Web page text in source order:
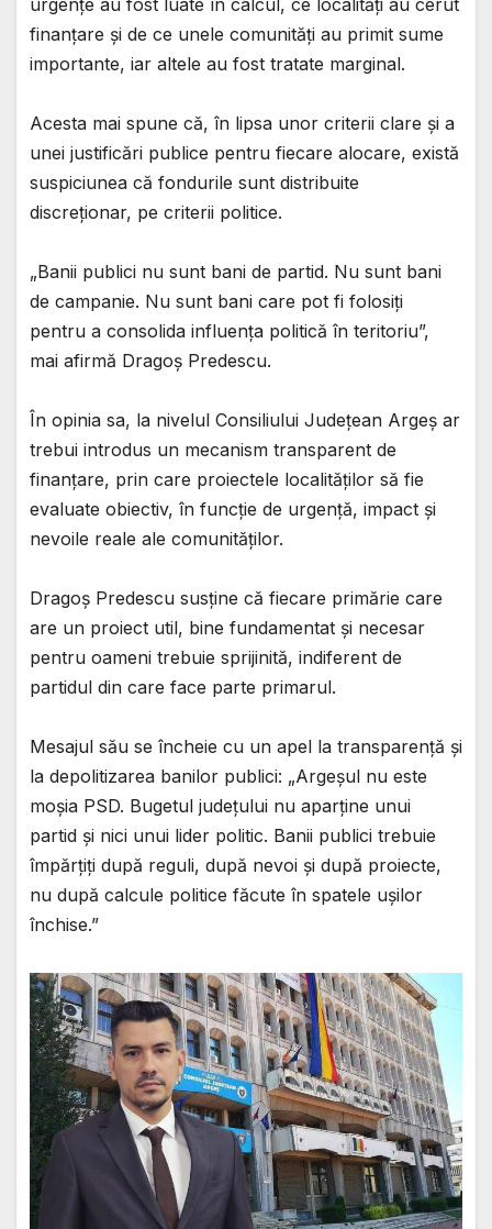
urgențe au fost luate în calcul, ce localități au cerut
finanțare și de ce unele comunități au primit sume
importante, iar altele au fost tratate marginal.
Acesta mai spune că, în lipsa unor criterii clare și a
unei justificări publice pentru fiecare alocare, există
suspiciunea că fondurile sunt distribuite
discreționar, pe criterii politice.
„Banii publici nu sunt bani de partid. Nu sunt bani
de campanie. Nu sunt bani care pot fi folosiți
pentru a consolida influența politică în teritoriu”,
mai afirmă Dragoș Predescu.
În opinia sa, la nivelul Consiliului Județean Argeș ar
trebui introdus un mecanism transparent de
finanțare, prin care proiectele localităților să fie
evaluate obiectiv, în funcție de urgență, impact și
nevoile reale ale comunităților.
Dragoș Predescu susține că fiecare primărie care
are un proiect util, bine fundamentat și necesar
pentru oameni trebuie sprijinită, indiferent de
partidul din care face parte primarul.
Mesajul său se încheie cu un apel la transparență și
la depolitizarea banilor publici: „Argeșul nu este
moșia PSD. Bugetul județului nu aparține unui
partid și nici unui lider politic. Banii publici trebuie
împărțiți după reguli, după nevoi și după proiecte,
nu după calcule politice făcute în spatele ușilor
închise.”